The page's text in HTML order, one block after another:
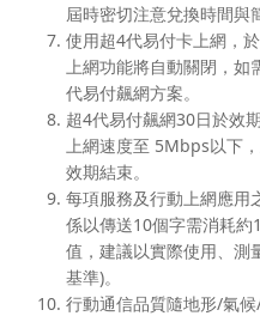
屆時密切注意兌換時間與
使用超4代易付卡上網，
上網功能將自動關閉，如
代易付飆網方案。
超4代易付飆網30日於效
上網速度至 5Mbps以下
效期結束。
每項服務及行動上網應用
係以傳送10個字需消耗
值，建議以實際使用、測
基準)。
行動通信品質隨地形/氣